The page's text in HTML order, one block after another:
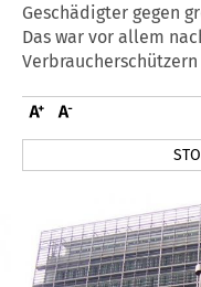
Geschädigter gegen
Das war vor allem